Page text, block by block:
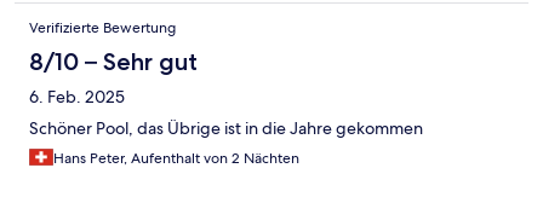
Verifizierte Bewertung
8/10 – Sehr gut
6. Feb. 2025
Schöner Pool, das Übrige ist in die Jahre gekommen
Hans Peter, Aufenthalt von 2 Nächten